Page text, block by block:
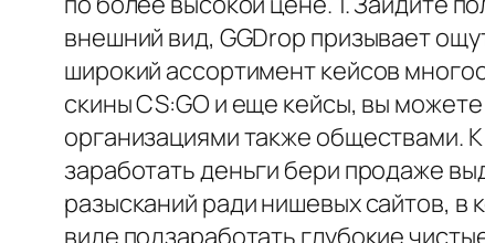
внешний вид, GGDrop призывает
широкий ассортимент кейсов
скины CS:GO и еще кейсы, вы
организациями также обществами.
заработать деньги бери продаже
разысканий ради нишевых сайтов,